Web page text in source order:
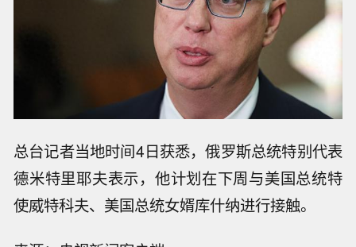
总台记者当地时间4日获悉，俄罗斯总统特别代表
德米特里耶夫表示，他计划在下周与美国总统特
使威特科夫、美国总统女婿库什纳进行接触。